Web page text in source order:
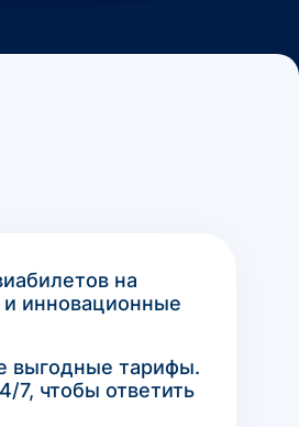
на
инновационные
выгодные тарифы.
7, чтобы ответить